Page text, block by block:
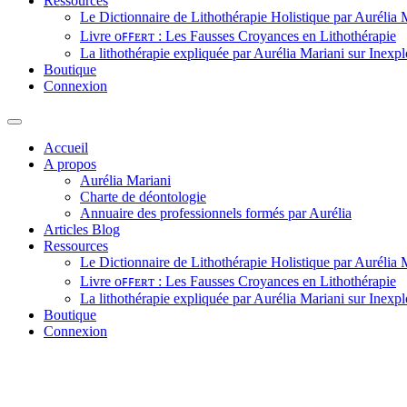
Le Dictionnaire de Lithothérapie Holistique par Aurélia
Livre ᴏꜰꜰᴇʀᴛ : Les Fausses Croyances en Lithothérapie
La lithothérapie expliquée par Aurélia Mariani sur
Boutique
Connexion
Accueil
A propos
Aurélia Mariani
Charte de déontologie
Annuaire des professionnels formés par Aurélia
Articles Blog
Ressources
Le Dictionnaire de Lithothérapie Holistique par Aurélia
Livre ᴏꜰꜰᴇʀᴛ : Les Fausses Croyances en Lithothérapie
La lithothérapie expliquée par Aurélia Mariani sur
Boutique
Connexion